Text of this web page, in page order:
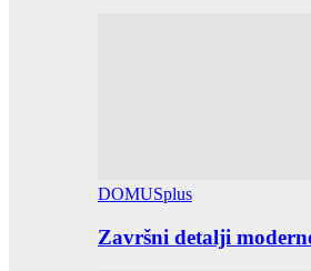
DOMUSplus
Završni detalji